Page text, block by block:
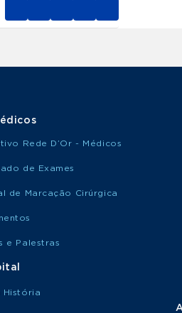
Rede D’Or - Médicos
de Exames
de Marcação Cirúrgica
e Palestras
História